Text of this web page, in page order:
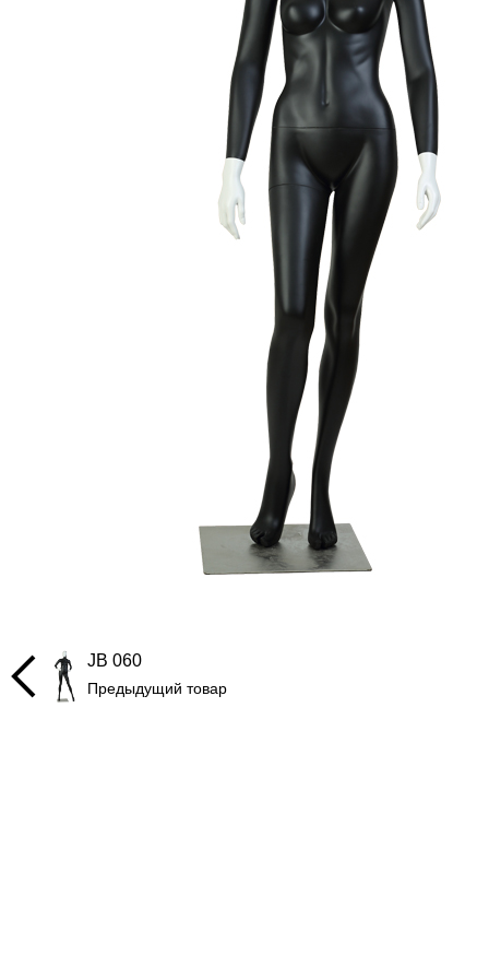
JB 060
Предыдущий товар